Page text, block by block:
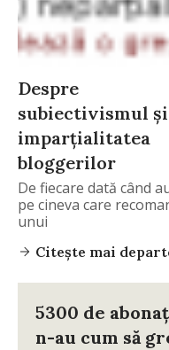
Despre
subiectivismul şi
imparţialitatea
bloggerilor
De fiecare dată când
pe cineva care
unui
Citește mai
5300 de
n-au cum să